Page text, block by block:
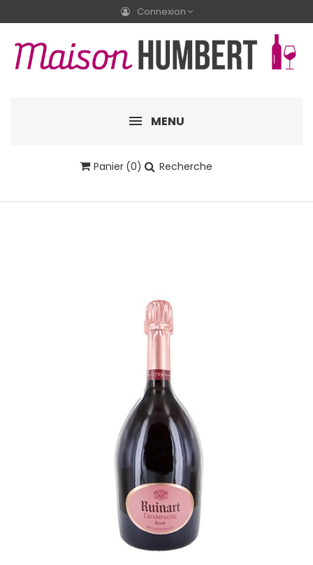
Connexion
MENU
Panier (0) Recherche